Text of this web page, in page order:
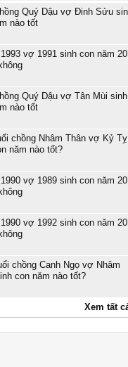
Quý Dậu vợ Đinh Sửu
nào tốt
vợ 1991 sinh con năm
Quý Dậu vợ Tân Mùi sinh
nào tốt
chồng Nhâm Thân vợ Kỷ Tỵ
năm nào tốt?
vợ 1989 sinh con năm
vợ 1992 sinh con năm
chồng Canh Ngọ vợ Nhâm
con năm nào tốt?
Xem tất